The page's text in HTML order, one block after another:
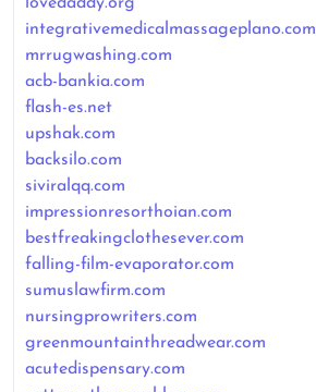
integrativemedicalmassageplano.com
mrrugwashing.com
acb-bankia.com
flash-es.net
upshak.com
backsilo.com
siviralqq.com
impressionresorthoian.com
bestfreakingclothesever.com
falling-film-evaporator.com
sumuslawfirm.com
nursingprowriters.com
greenmountainthreadwear.com
acutedispensary.com